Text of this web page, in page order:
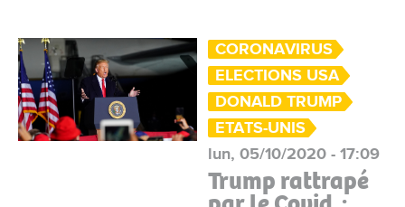
CORONAVIRUS
ELECTIONS USA
DONALD TRUMP
ETATS-UNIS
lun, 05/10/2020 - 17:09
Trump rattrapé